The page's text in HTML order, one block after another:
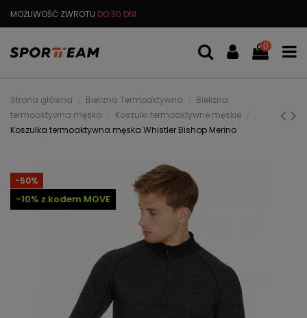
MOŻLIWOŚĆ ZWROTU DO 30 DNI
0
Strona główna Bielizna Termoaktywna
Bielizna
termoaktywna męska
Koszulki termoaktywne męskie
Koszulka termoaktywna męska Whistler Bishop Merino
-50%
-10% z kodem MOVE